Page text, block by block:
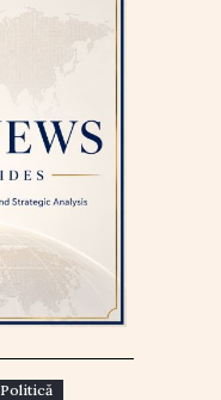
Politică